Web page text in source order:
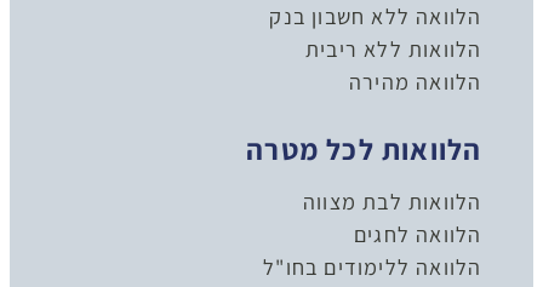
הלוואה ללא חשבון בנק
הלוואות ללא ריבית
הלוואה מהירה
הלוואות לכל מטרה
הלוואות לבת מצווה
הלוואה לחגים
הלוואה ללימודים בחו"ל